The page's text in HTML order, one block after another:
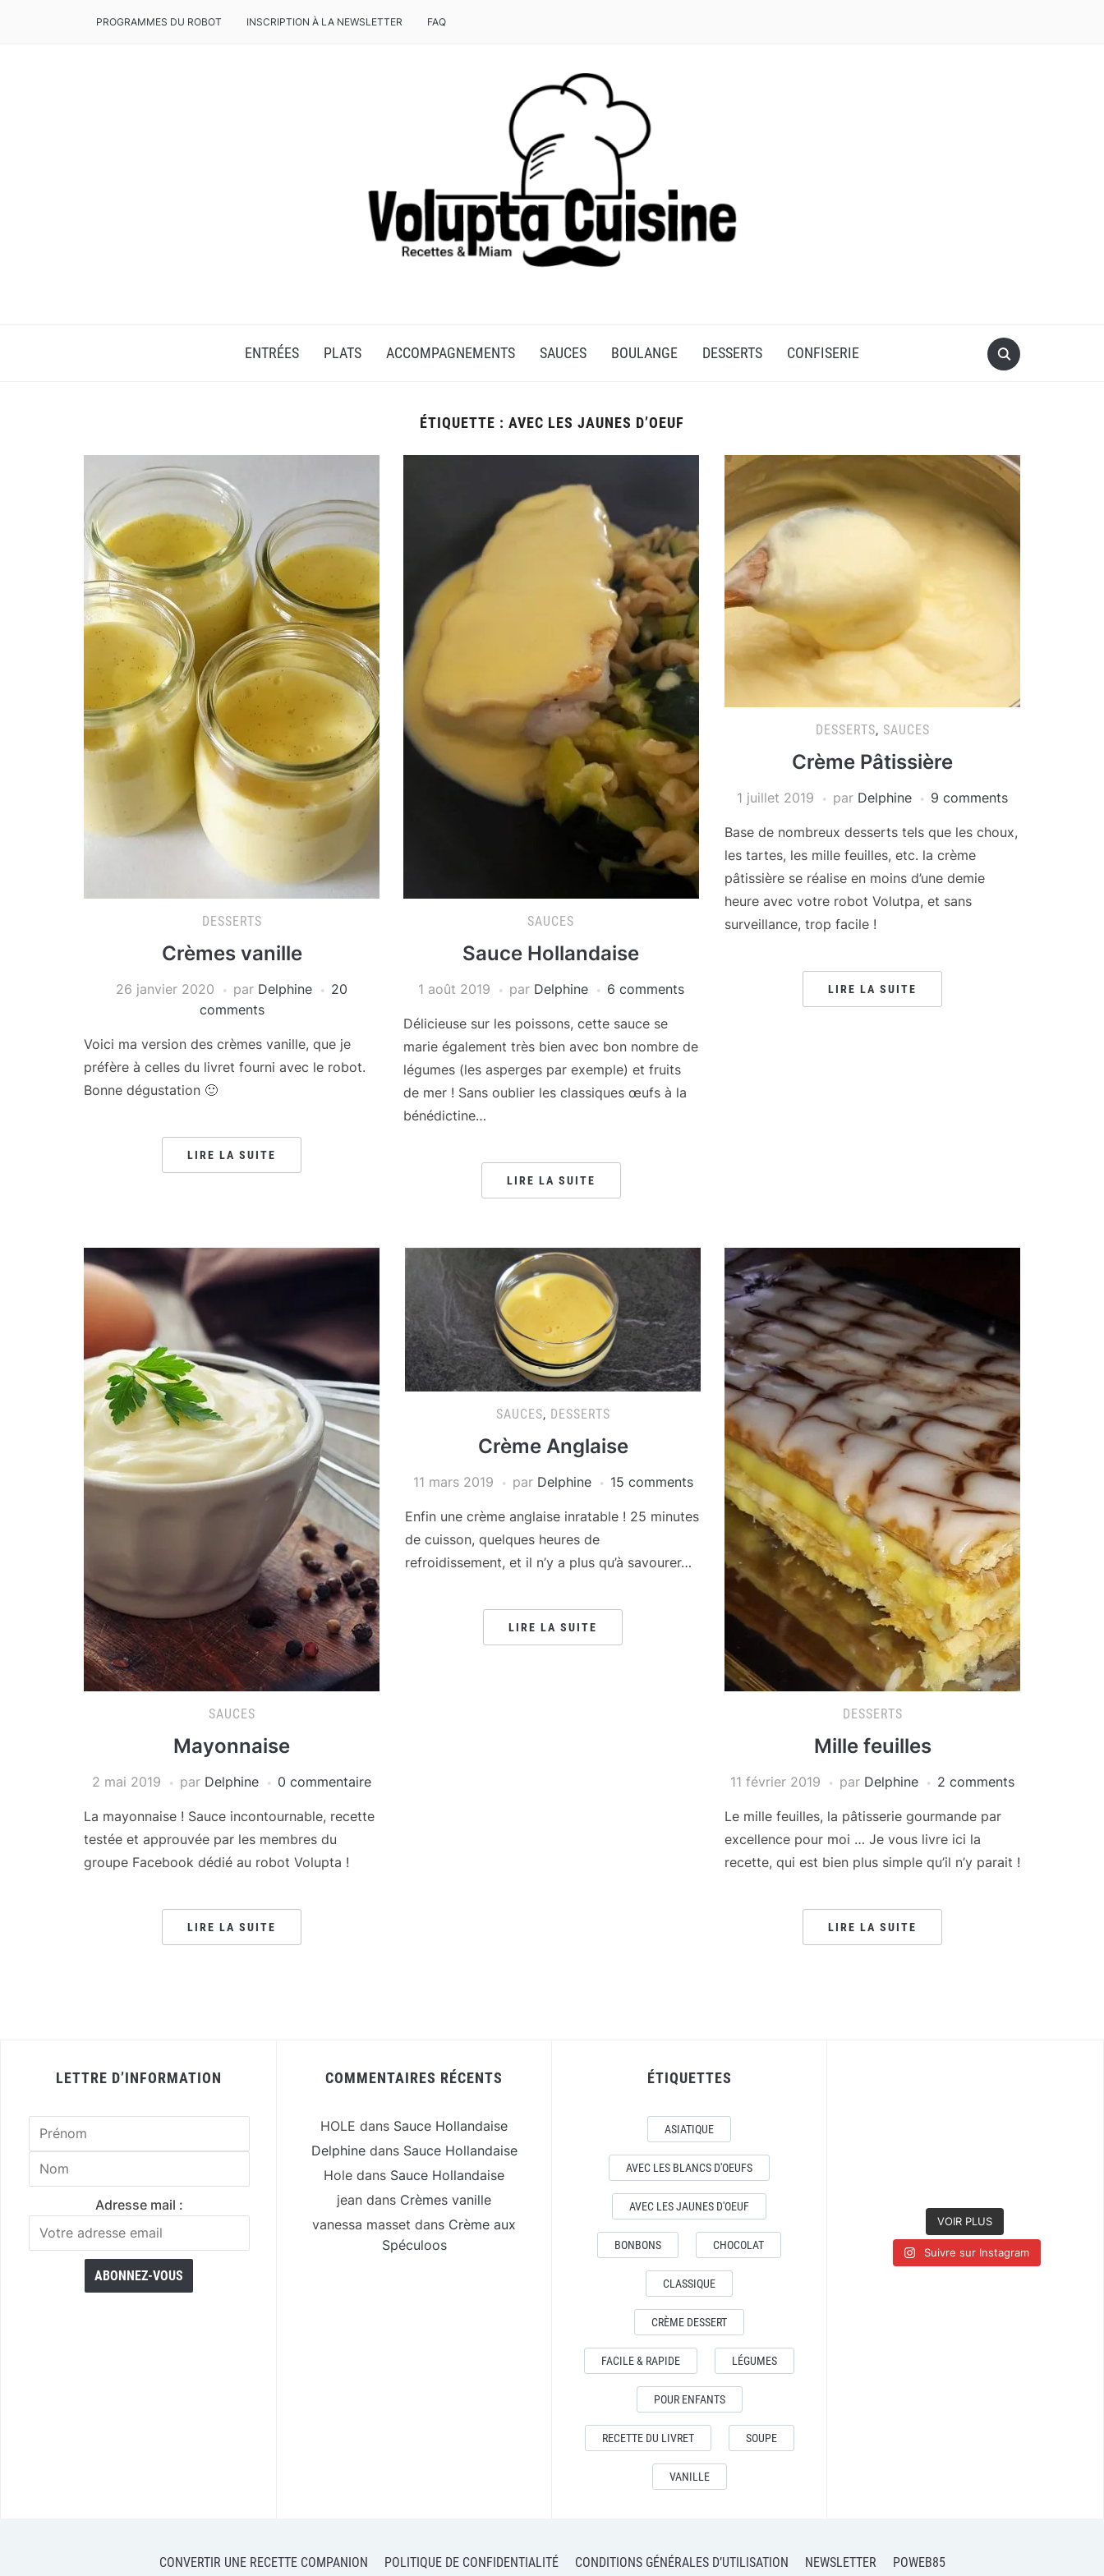
PROGRAMMES DU ROBOT INSCRIPTION À LA NEWSLETTER FAQ
ENTRÉES PLATS ACCOMPAGNEMENTS SAUCES BOULANGE DESSERTS CONFISERIE
ÉTIQUETTE : AVEC LES JAUNES D’OEUF
DESSERTS
Crèmes vanille
26 janvier 2020 par Delphine
20
comments
Voici ma version des crèmes vanille, que je
préfère à celles du livret fourni avec le robot.
Bonne dégustation 🙂
LIRE LA SUITE
SAUCES
Sauce Hollandaise
1 août 2019 par Delphine 6 comments
Délicieuse sur les poissons, cette sauce se
marie également très bien avec bon nombre de
légumes (les asperges par exemple) et fruits
de mer ! Sans oublier les classiques œufs à la
bénédictine…
LIRE LA SUITE
DESSERTS, SAUCES
Crème Pâtissière
1 juillet 2019 par Delphine 9 comments
Base de nombreux desserts tels que les choux,
les tartes, les mille feuilles, etc. la crème
pâtissière se réalise en moins d’une demie
heure avec votre robot Volutpa, et sans
surveillance, trop facile !
LIRE LA SUITE
SAUCES
Mayonnaise
2 mai 2019 par Delphine 0 commentaire
La mayonnaise ! Sauce incontournable, recette
testée et approuvée par les membres du
groupe Facebook dédié au robot Volupta !
LIRE LA SUITE
SAUCES, DESSERTS
Crème Anglaise
11 mars 2019 par Delphine 15 comments
Enfin une crème anglaise inratable ! 25 minutes
de cuisson, quelques heures de
refroidissement, et il n’y a plus qu’à savourer…
LIRE LA SUITE
DESSERTS
Mille feuilles
11 février 2019 par Delphine 2 comments
Le mille feuilles, la pâtisserie gourmande par
excellence pour moi … Je vous livre ici la
recette, qui est bien plus simple qu’il n’y parait !
LIRE LA SUITE
LETTRE D’INFORMATION
Adresse mail :
COMMENTAIRES RÉCENTS
HOLE dans Sauce Hollandaise
Delphinedans Sauce Hollandaise
Hole dans Sauce Hollandaise
jean dans Crèmes vanille
vanessa masset dans Crème aux
Spéculoos
ÉTIQUETTES
ASIATIQUE
AVEC LES BLANCS D'OEUFS
AVEC LES JAUNES D'OEUF
BONBONS CHOCOLAT
CLASSIQUE
CRÈME DESSERT
FACILE & RAPIDE LÉGUMES
POUR ENFANTS
RECETTE DU LIVRET SOUPE
VANILLE
VOIR PLUS
Suivre sur Instagram
CONVERTIR UNE RECETTE COMPANION POLITIQUE DE CONFIDENTIALITÉ CONDITIONS GÉNÉRALES D’UTILISATION NEWSLETTER POWEB85